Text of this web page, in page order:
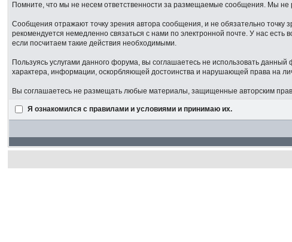
Помните, что мы не несем ответственности за размещаемые сообщения. Мы не
Сообщения отражают точку зрения автора сообщения, и не обязательно
рекомендуется немедленно связаться с нами по электронной почте. У нас
если посчитаем такие действия необходимыми.
Пользуясь услугами данного форума, вы соглашаетесь не использовать
характера, информации, оскорбляющей достоинства и нарушающей права на
Вы соглашаетесь не размещать любые материалы, защищенные авторским
Я ознакомился с правилами и условиями и принимаю их.